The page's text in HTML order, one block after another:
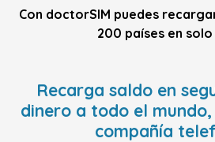
Con doctorSIM puedes
200 países en solo
Recarga saldo en
dinero a todo el
compañía